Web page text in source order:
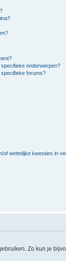
onderwerpen?
specifieke forums?
of wettelijke kwesties in
Zo kun je